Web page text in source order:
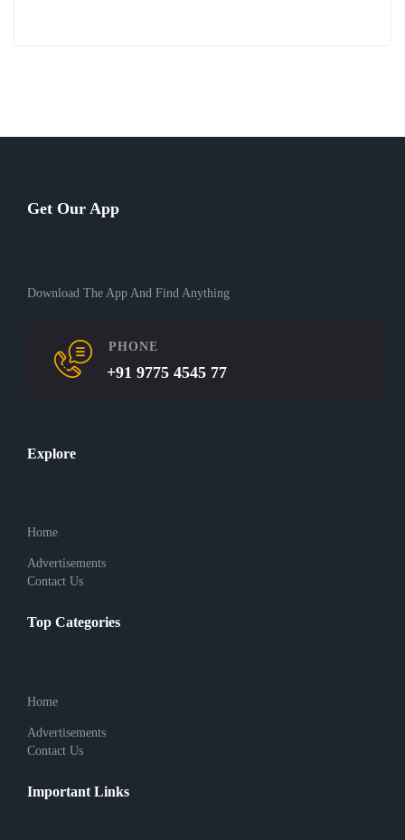
Get Our App
Download The App And Find Anything
PHONE
+91 9775 4545 77
Explore
Home
Advertisements
Contact Us
Top Categories
Home
Advertisements
Contact Us
Important Links